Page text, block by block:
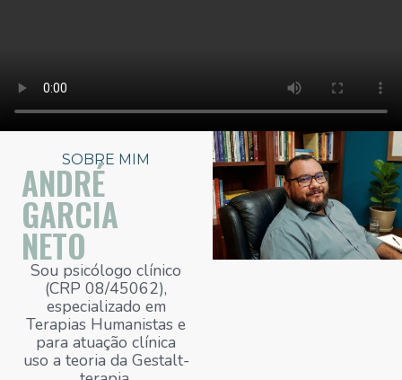
SOBRE MIM
ANDRÉ
GARCIA
NETO
Sou psicólogo clínico
(CRP 08/45062),
especializado em
Terapias Humanistas e
para atuação clínica
uso a teoria da Gestalt-